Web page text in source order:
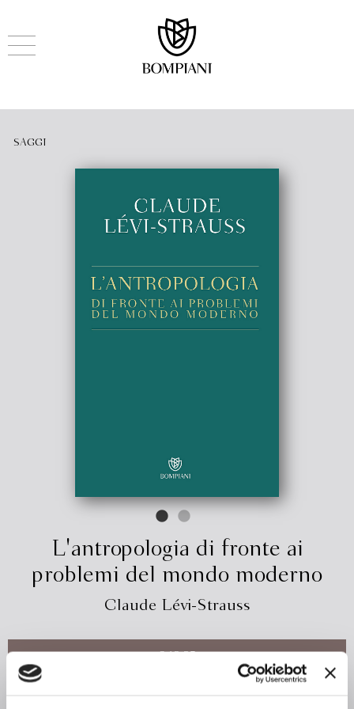
SAGGI
L'antropologia di fronte ai
problemi del mondo moderno
Claude Lévi-Strauss
€ 12.35